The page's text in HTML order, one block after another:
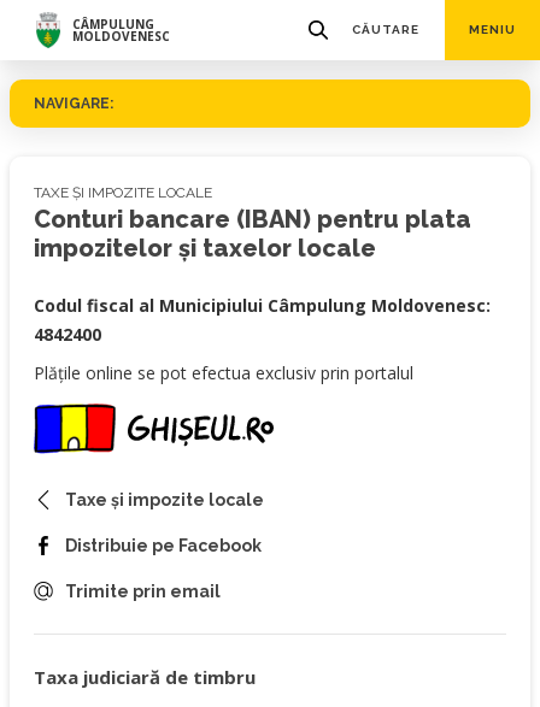
CÂMPULUNG
MOLDOVENESC CĂUTARE MENIU
NAVIGARE:
TAXE ȘI IMPOZITE LOCALE
Conturi bancare (IBAN) pentru plata
impozitelor și taxelor locale
Codul fiscal al Municipiului Câmpulung Moldovenesc:
4842400
Plățile online se pot efectua exclusiv prin portalul
Taxe și impozite locale
Distribuie pe Facebook
Trimite prin email
Taxa judiciară de timbru